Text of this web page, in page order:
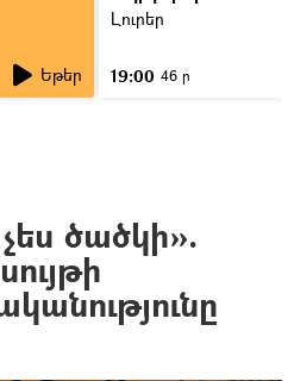
Եթեր
Լուրեր
19:00 46 ր
ծածկի».